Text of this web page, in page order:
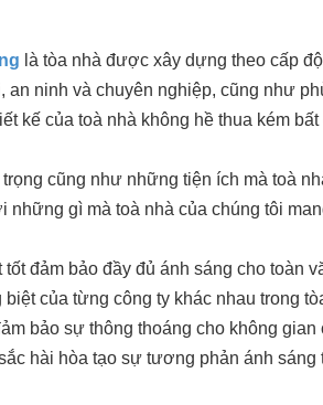
là tòa nhà được xây dựng theo cấp
ninh và chuyên nghiệp, cũng như
kế của toà nhà không hề thua kém
cũng như những tiện ích mà toà
gì mà toà nhà của chúng tôi
đảm bảo đầy đủ ánh sáng cho toàn
của từng công ty khác nhau trong
bảo sự thông thoáng cho không gian
hài hòa tạo sự tương phản ánh sáng